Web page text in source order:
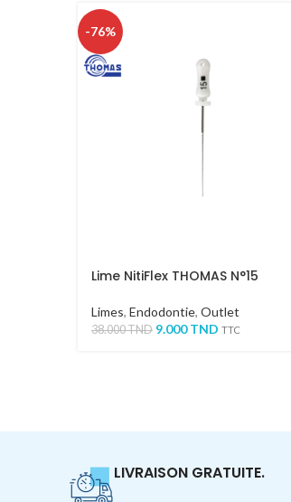
-76%
Lime NitiFlex THOMAS N°15
Limes, Endodontie, Outlet
38.000TND 9.000TND TTC
LIVRAISON GRATUITE.